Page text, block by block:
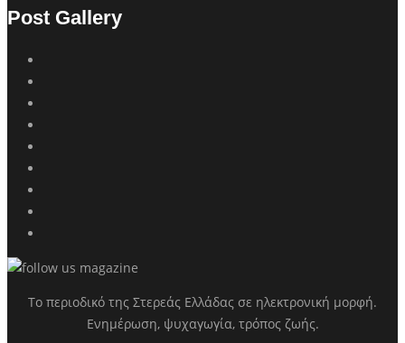
Post Gallery
Το περιοδικό της Στερεάς Ελλάδας σε ηλεκτρονική μορφή.
Ενημέρωση, ψυχαγωγία, τρόπος ζωής.